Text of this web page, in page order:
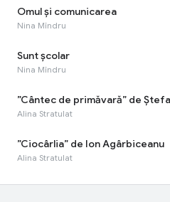
Omul şi comunicarea
Nina Mîndru
Sunt școlar
Nina Mîndru
”Cântec de primăvară” de
Alina Stratulat
”Ciocârlia” de Ion Agârbiceanu
Alina Stratulat